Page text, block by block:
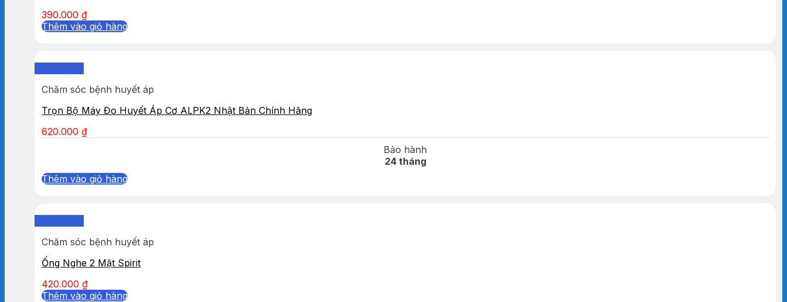
390.000 ₫
Thêm vào giỏ hàng
Chăm sóc bệnh huyết áp
Trọn Bộ Máy Đo Huyết Áp Cơ ALPK2 Nhật Bản Chính Hãng
620.000 ₫
Bảo hành
24 tháng
Thêm vào giỏ hàng
Chăm sóc bệnh huyết áp
Ống Nghe 2 Mặt Spirit
420.000 ₫
Thêm vào giỏ hàng